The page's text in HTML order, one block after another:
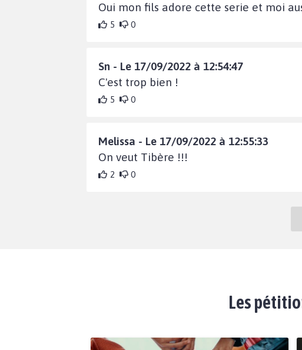
Oui mon fils adore cette serie et moi
5 0
Sn - Le 17/09/2022 à 12:54:47
C'est trop bien !
5 0
Melissa - Le 17/09/2022 à 12:55:33
On veut Tibère !!!
2 0
Les